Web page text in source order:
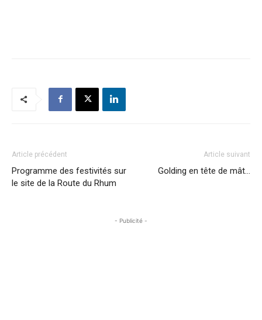
Article précédent
Programme des festivités sur
le site de la Route du Rhum
Article suivant
Golding en tête de mât…
- Publicité -